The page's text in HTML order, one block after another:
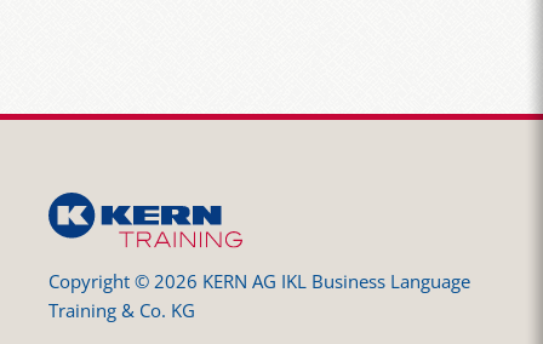
Copyright © 2026 KERN AG IKL Business Language
Training & Co. KG